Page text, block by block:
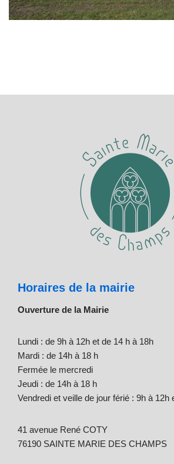
Horaires de la mairie
Ouverture de la Mairie
Lundi : de 9h à 12h et de 14 h à 18h
Mardi : de 14h à 18 h
Fermée le mercredi
Jeudi : de 14h à 18 h
Vendredi et veille de jour férié : 9h à 12h
41 avenue René COTY
76190 SAINTE MARIE DES CHAMPS